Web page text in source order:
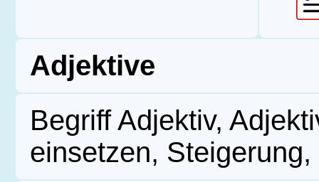
Adjektive
Begriff Adjektiv,
einsetzen,